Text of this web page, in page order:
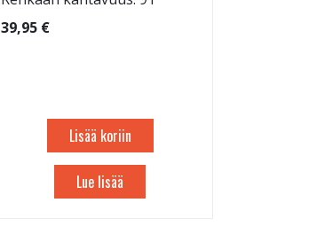
39,95 €
Lisää koriin
Lue lisää